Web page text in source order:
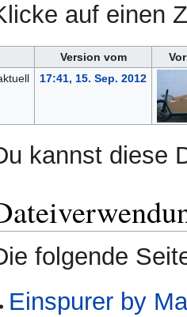
auf einen
Version vom
17:41, 15. Sep. 2012
kannst diese
folgende
Einspurer by